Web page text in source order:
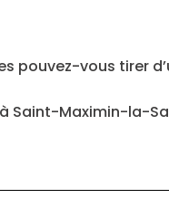
pouvez-vous tirer
Saint-Maximin-la-